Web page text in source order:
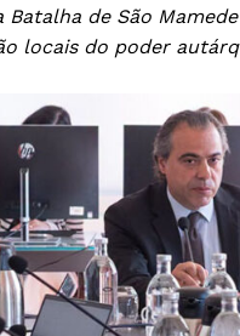
de São
locais do poder